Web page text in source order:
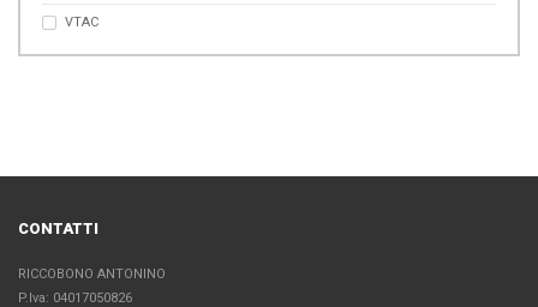
VTAC
CONTATTI
RICCOBONO ANTONINO
P.Iva: 04017050826